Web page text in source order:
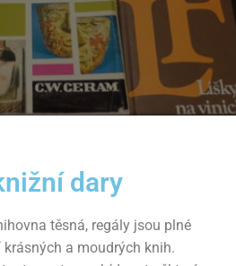
dary
těsná, regály jsou plné
a moudrých knih.